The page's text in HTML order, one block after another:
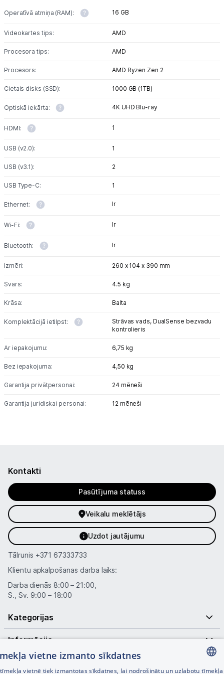
Uzņēmumiem
Kontakti
Operatīvā atmiņa (RAM): 16 GB
Videokartes tips: AMD
Procesora tips: AMD
Procesors: AMD Ryzen Zen 2
Cietais disks (SSD): 1000 GB (1TB)
Optiskā iekārta: 4K UHD Blu-ray
HDMI: 1
USB (v2.0): 1
USB (v3.1): 2
USB Type-C: 1
Ethernet: Ir
Wi-Fi: Ir
Bluetooth: Ir
Izmēri: 260 x 104 x 390 mm
Svars: 4.5 kg
Krāsa: Balta
Komplektācijā ietilpst: Strāvas vads, DualSense bezvadu
kontrolieris
Ar iepakojumu: 6,75 kg
Bez iepakojuma: 4,50 kg
Garantija privātpersonai: 24 mēneši
Garantija juridiskai personai: 12 mēneši
Kontakti
Pasūtījuma statuss
Veikalu meklētājs
Uzdot jautājumu
Tālrunis +371 67333733
Klientu apkalpošanas darba laiks:
Darba dienās 8:00 – 21:00,
S., Sv. 9:00 – 18:00
Kategorijas
Informācija
Noderīgas saites
vietne izmanto sīkdatnes
vietnē tiek izmantotas sīkdatnes, lai nodrošinātu un uzlabotu tīmekļa